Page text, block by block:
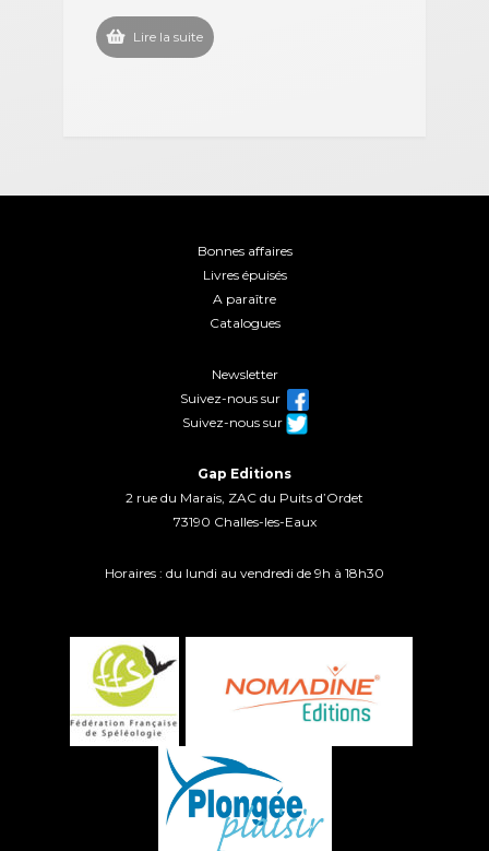
Lire la suite
Bonnes affaires
Livres épuisés
A paraître
Catalogues
Newsletter
Suivez-nous sur
Suivez-nous sur
Gap Editions
2 rue du Marais, ZAC du Puits d’Ordet
73190 Challes-les-Eaux
Horaires : du lundi au vendredi de 9h à 18h30